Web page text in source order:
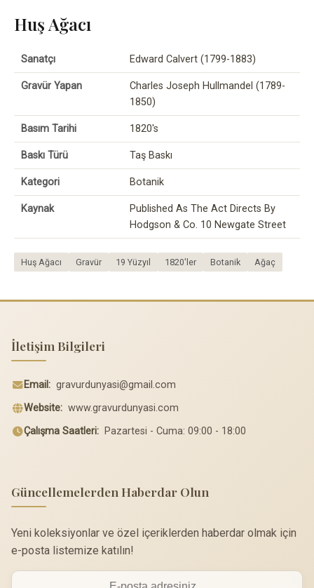
Huş Ağacı
Sanatçı Edward Calvert (1799-1883)
Gravür Yapan
Charles Joseph Hullmandel (1789-
1850)
Basım Tarihi 1820's
Baskı Türü Taş Baskı
Kategori Botanik
Kaynak
Published As The Act Directs By
Hodgson & Co. 10 Newgate Street
Huş Ağacı Gravür 19 Yüzyıl 1820'ler Botanik Ağaç
İletişim Bilgileri
Email: gravurdunyasi@gmail.com
Website: www.gravurdunyasi.com
Çalışma Saatleri: Pazartesi - Cuma: 09:00 - 18:00
Güncellemelerden Haberdar Olun
Yeni koleksiyonlar ve özel içeriklerden haberdar olmak için
e-posta listemize katılın!